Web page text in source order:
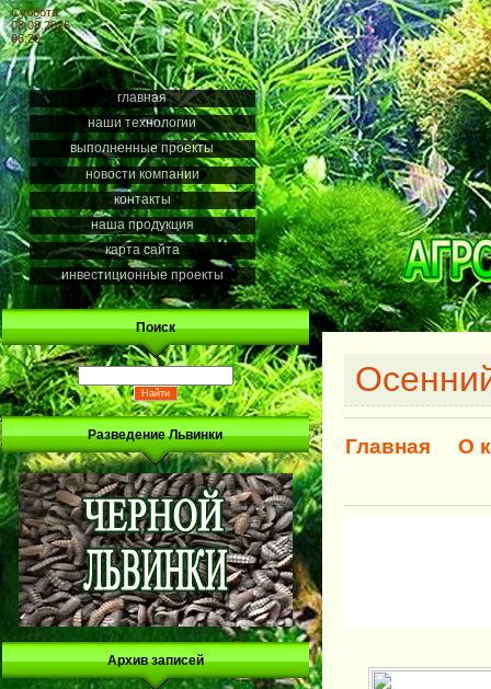
Суббота
08.08.2026
06:20
главная
наши технологии
выполненные проекты
новости компании
контакты
наша продукция
карта сайта
инвестиционные проекты
Поиск
Разведение Львинки
Архив записей
Главная О